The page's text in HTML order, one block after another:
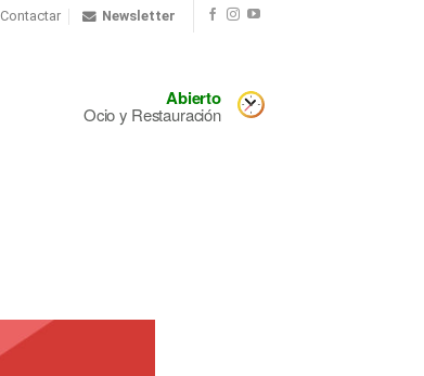
Contactar Newsletter
Abierto
Ocio y Restauración